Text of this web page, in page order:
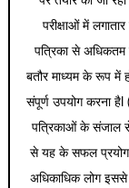
परीक्षाओं में लगातार
पत्रिका से अधिकतम
बतौर माध्यम के रूप में
संपूर्ण उपयोग करना
पत्रिकाओं के संजाल से
से यह के सफल प्रयोग
अधिकाधिक लोग इससे